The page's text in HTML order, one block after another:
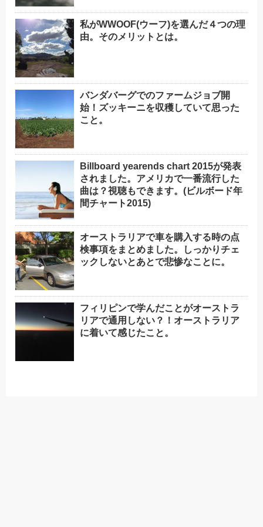
私がWWOOF(ウーフ)を選んだ４つの理
由。そのメリットとは。
バンダバーグでのファームジョブ開
始！ズッキーニを収穫していて思った
こと。
Billboard yearends chart 2015が発表
されました。アメリカで一番流行した
曲は？視聴もできます。(ビルボード年
間チャート2015)
オーストラリアで車を購入する時の点
検事項をまとめました。しっかりチェ
ックしないとあとで悲惨なことに。
フィリピンで学んだことがオーストラ
リアで通用しない？！オーストラリア
に着いて感じたこと。